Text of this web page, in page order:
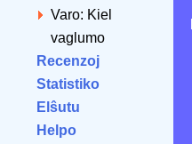
Varo: Kiel
vaglumo
Recenzoj
Statistiko
Elŝutu
Helpo